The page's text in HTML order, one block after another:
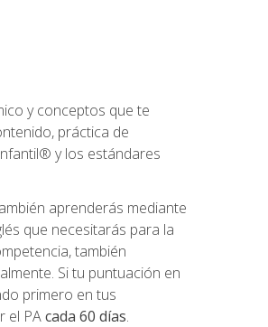
y conceptos que te
práctica de
y los estándares
aprenderás mediante
que necesitarás para la
también
Si tu puntuación en
primero en tus
el PAcada 60 días.